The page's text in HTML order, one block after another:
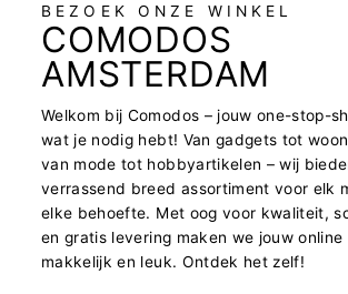
BEZOEK ONZE WINKEL
COMODOS
AMSTERDAM
Welkom bij Comodos – jouw one-stop-
wat je nodig hebt! Van gadgets tot
van mode tot hobbyartikelen – wij
verrassend breed assortiment voor elk
elke behoefte. Met oog voor kwaliteit,
en gratis levering maken we jouw online
makkelijk en leuk. Ontdek het zelf!